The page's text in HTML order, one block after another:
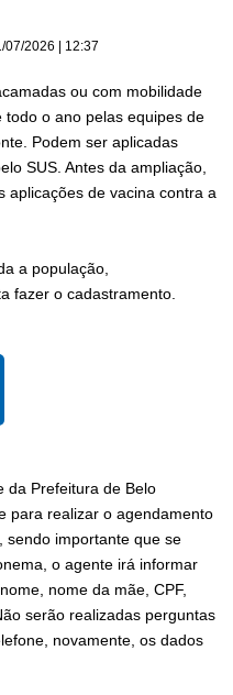
07/2026 | 12:37
ou com mobilidade
o ano pelas equipes de
Podem ser aplicadas
SUS. Antes da ampliação,
aplicações de vacina contra a
a população,
fazer o cadastramento.
da Prefeitura de Belo
para realizar o agendamento
sendo importante que se
o agente irá informar
nome da mãe, CPF,
serão realizadas perguntas
novamente, os dados